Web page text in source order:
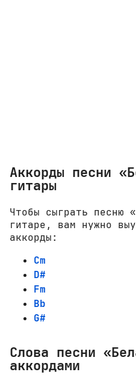
Аккорды песни
гитары
Чтобы сыграть песню
гитаре, вам нужно
аккорды:
Cm
D#
Fm
Bb
G#
Слова песни
аккордами